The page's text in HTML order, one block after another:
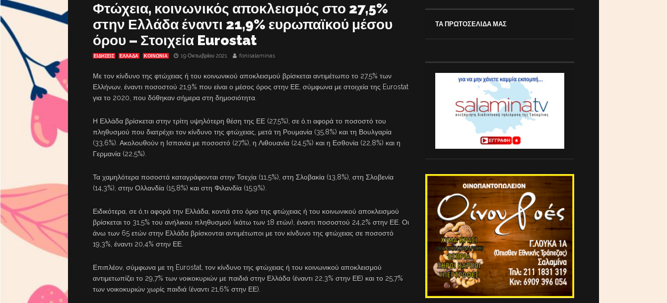
Φτώχεια, κοινωνικός αποκλεισμός στο 27,5%
στην Ελλάδα έναντι 21,9% ευρωπαϊκού μέσου
όρου – Στοιχεία Eurostat
ΕΙΔΗΣΕΙΣ ΕΛΛΑΔΑ ΚΟΙΝΩΝΙΑ 19 Οκτωβρίου 2021 fonisalaminas
Με τον κίνδυνο της φτώχειας ή του κοινωνικού αποκλεισμού βρίσκεται αντιμέτωπο το 27,5% των
Ελλήνων, έναντι ποσοστού 21,9% που είναι ο μέσος όρος στην ΕΕ, σύμφωνα με στοιχεία της Eurostat
για το 2020, που δόθηκαν σήμερα στη δημοσιότητα.
Η Ελλάδα βρίσκεται στην τρίτη υψηλότερη θέση της ΕΕ (27,5%), σε ό,τι αφορά το ποσοστό του
πληθυσμού που διατρέχει τον κίνδυνο της φτώχειας, μετά τη Ρουμανία (35,8%) και τη Βουλγαρία
(33,6%). Ακολουθούν η Ισπανία με ποσοστό (27%), η Λιθουανία (24,5%) και η Εσθονία (22,8%) και η
Γερμανία (22,5%).
Τα χαμηλότερα ποσοστά καταγράφονται στην Τσεχία (11,5%), στη Σλοβακία (13,8%), στη Σλοβενία
(14,3%), στην Ολλανδία (15,8%) και στη Φιλανδία (15,9%).
Ειδικότερα, σε ό,τι αφορά την Ελλάδα, κοντά στο όριο της φτώχειας ή του κοινωνικού αποκλεισμού
βρίσκεται το 31,5% του ανήλικου πληθυσμού (κάτω των 18 ετών), έναντι ποσοστού 24,2% στην ΕΕ. Οι
άνω των 65 ετών στην Ελλάδα βρίσκονται αντιμέτωποι με τον κίνδυνο της φτώχειας σε ποσοστό
19,3%, έναντι 20,4% στην ΕΕ.
Επιπλέον, σύμφωνα με τη Eurostat, τον κίνδυνο της φτώχειας ή του κοινωνικού αποκλεισμού
αντιμετωπίζει το 29,7% των νοικοκυριών με παιδιά στην Ελλάδα (έναντι 22,3% στην ΕΕ) και το 25,7%
των νοικοκυριών χωρίς παιδιά (έναντι 21,6% στην ΕΕ).
ΤΑ ΠΡΩΤΟΣΕΛΙΔΑ ΜΑΣ